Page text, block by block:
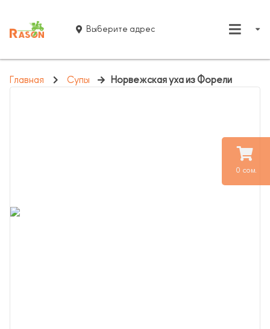
0 сом.
Выберите адрес
Главная Супы Норвежская уха из Форели